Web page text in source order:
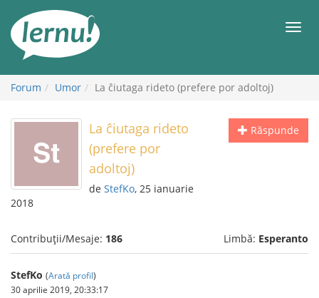
conținut
Forum Umor La ĉiutaga rideto (prefere por adoltoj)
Răspunde
La ĉiutaga rideto
(prefere por
adoltoj)
de StefKo, 25 ianuarie
2018
Contribuții/Mesaje: 186 Limbă: Esperanto
StefKo (Arată profil)
30 aprilie 2019, 20:33:17